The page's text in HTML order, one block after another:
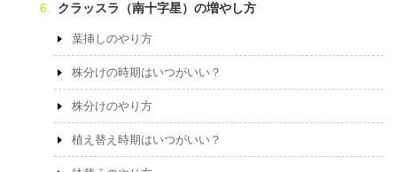
クラッスラ（南十字星）の増やし方
葉挿しのやり方
株分けの時期はいつがいい？
株分けのやり方
植え替え時期はいつがいい？